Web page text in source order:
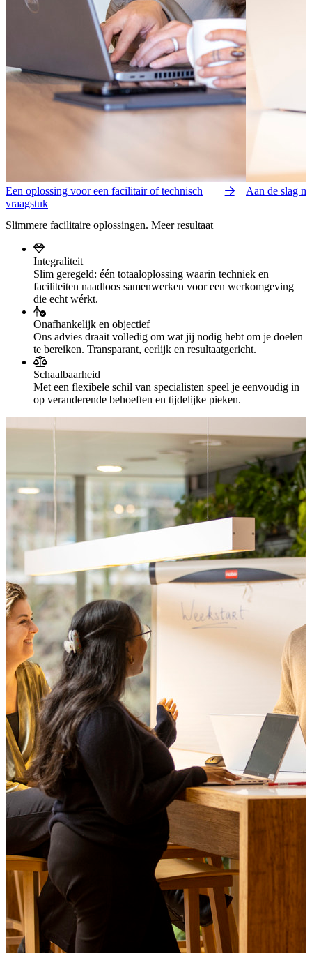
Een oplossing voor een facilitair of technisch
vraagstuk
Aan de slag
Slimmere facilitaire oplossingen. Meer resultaat
Integraliteit
Slim geregeld: één totaaloplossing waarin techniek en
faciliteiten naadloos samenwerken voor een werkomgeving
die echt wérkt.
Onafhankelijk en objectief
Ons advies draait volledig om wat jij nodig hebt om je doelen
te bereiken. Transparant, eerlijk en resultaatgericht.
Schaalbaarheid
Met een flexibele schil van specialisten speel je eenvoudig in
op veranderende behoeften en tijdelijke pieken.